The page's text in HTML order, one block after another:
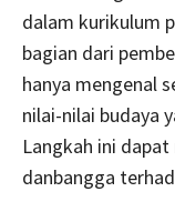
dalam kurikulum
bagian dari
hanya mengenal
nilai-nilai budaya
Langkah ini
danbangga